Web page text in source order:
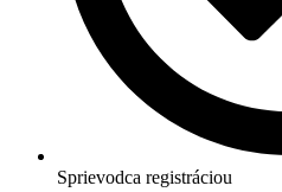
Sprievodca registráciou